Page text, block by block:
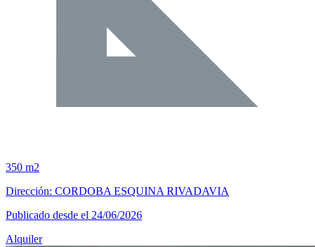
350 m2
Dirección: CORDOBA ESQUINA RIVADAVIA
Publicado desde el 24/06/2026
Alquiler